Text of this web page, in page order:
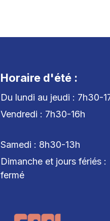
Horaire d'été :
Du lundi au jeudi : 7h30-
Vendredi : 7h30-
Samedi : 8h30-13h
Dimanche et jours fériés :
fermé